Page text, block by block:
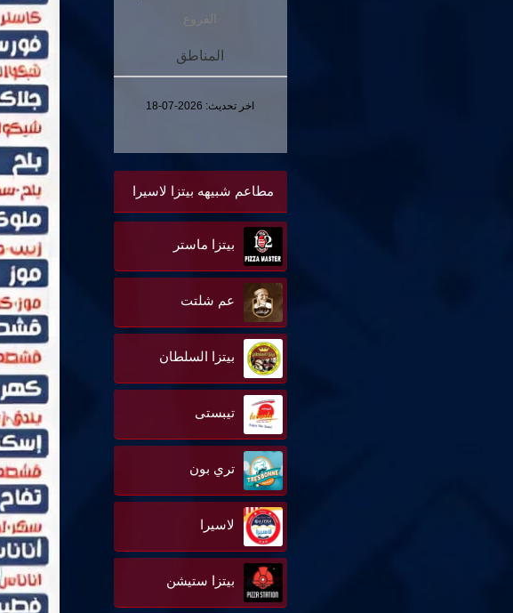
الفروع
المناطق
اخر تحديث: 2026-07-18
مطاعم شبيهه بيتزا لاسيرا
بيتزا ماستر
عم شلتت
بيتزا السلطان
تيبستى
تري بون
لاسيرا
بيتزا ستيشن